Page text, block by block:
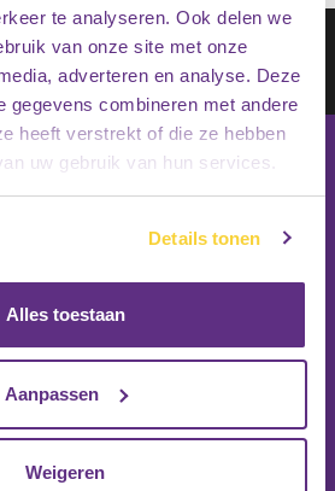
te analyseren. Ook delen we
van onze site met onze
adverteren en analyse. Deze
gegevens combineren met andere
heeft verstrekt of die ze hebben
uw gebruik van hun services.
Details tonen
Alles toestaan
Aanpassen
Weigeren
op onze nieuwsbrief
Inschrijven